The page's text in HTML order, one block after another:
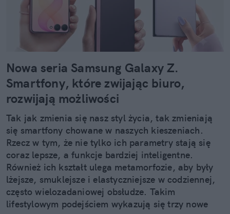
Nowa seria Samsung Galaxy Z.
Smartfony, które zwijając biuro,
rozwijają możliwości
Tak jak zmienia się nasz styl życia, tak zmieniają
się smartfony chowane w naszych kieszeniach.
Rzecz w tym, że nie tylko ich parametry stają się
coraz lepsze, a funkcje bardziej inteligentne.
Również ich kształt ulega metamorfozie, aby były
lżejsze, smuklejsze i elastyczniejsze w codziennej,
często wielozadaniowej obsłudze. Takim
lifestylowym podejściem wykazują się trzy nowe